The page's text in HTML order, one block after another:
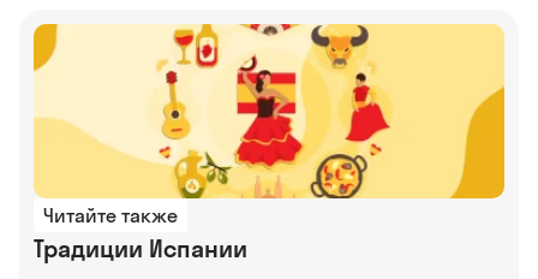
Читайте также
Традиции Испании